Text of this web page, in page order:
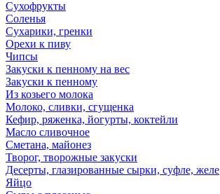
Сухофрукты
Соленья
Сухарики, гренки
Орехи к пиву
Чипсы
Закуски к пенному на вес
Закуски к пенному
Из козьего молока
Молоко, сливки, сгущенка
Кефир, ряженка, йогурты, коктейли
Масло сливочное
Сметана, майонез
Творог, творожные закуски
Десерты, глазированные сырки, суфле, желе
Яйцо